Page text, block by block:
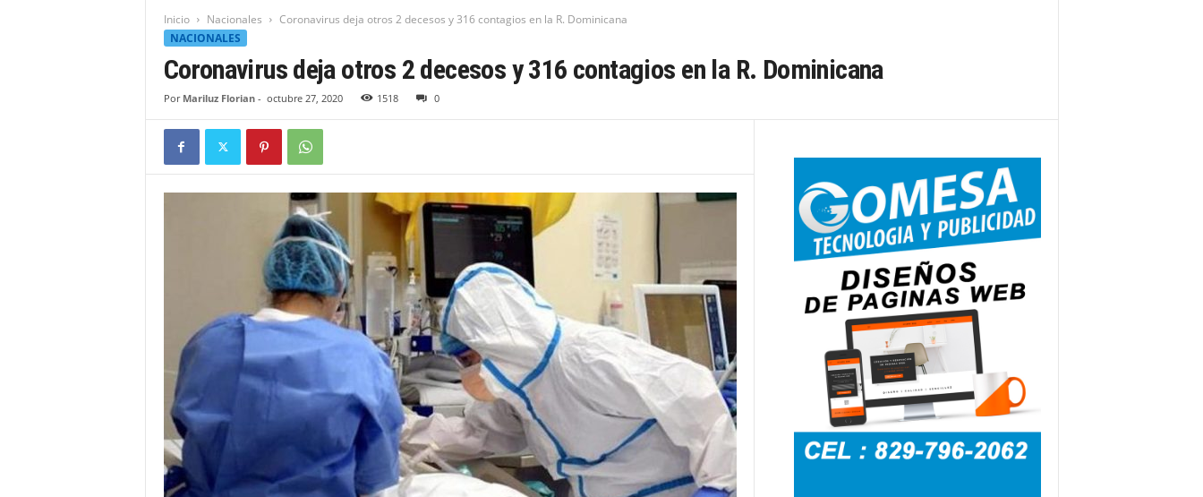
Inicio Nacionales
Coronavirus deja otros 2 decesos y 316 contagios en la R. Dominicana
NACIONALES
Coronavirus deja otros 2 decesos y 316 contagios en la R. Dominicana
Por Mariluz Florian- octubre 27, 2020 1518 0